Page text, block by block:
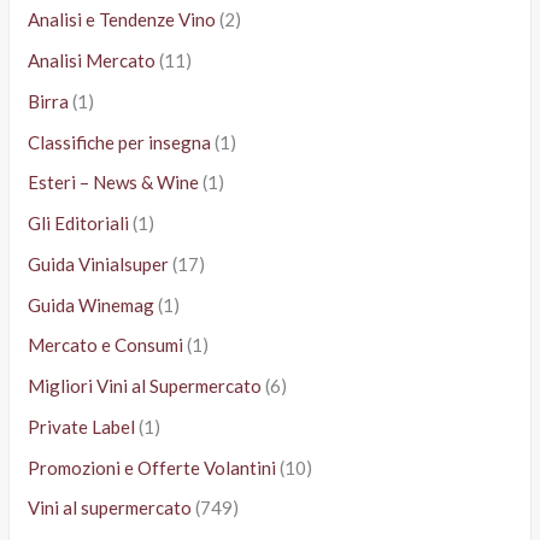
Analisi e Tendenze Vino (2)
Analisi Mercato (11)
Birra (1)
Classifiche per insegna (1)
Esteri – News & Wine(1)
Gli Editoriali (1)
Guida Vinialsuper(17)
Guida Winemag(1)
Mercato e Consumi (1)
Migliori Vini al Supermercato (6)
Private Label (1)
Promozioni e Offerte Volantini (10)
Vini al supermercato (749)